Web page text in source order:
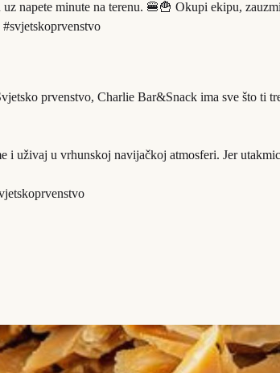
napete minute na terenu. 🍔🍟 Okupi ekipu,
prvenstvo, Charlie Bar&Snack ima sve što ti
i uživaj u vrhunskoj navijačkoj atmosferi. Jer